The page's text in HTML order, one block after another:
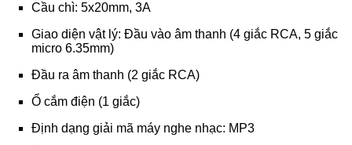
Cầu chì: 5x20mm, 3A
Giao diện vật lý: Đầu vào âm thanh (4 giắc RCA, 5 giắc
micro 6.35mm)
Đầu ra âm thanh (2 giắc RCA)
Ổ cắm điện (1 giắc)
Định dạng giải mã máy nghe nhạc: MP3